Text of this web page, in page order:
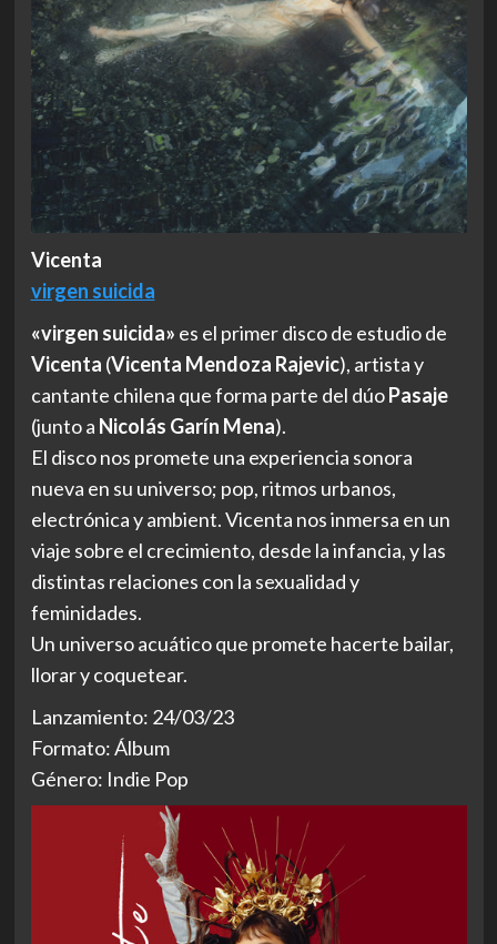
Vicenta
virgen suicida
«virgen suicida» es el primer disco de estudio de
Vicenta (Vicenta Mendoza Rajevic), artista y
cantante chilena que forma parte del dúoPasaje
(junto a Nicolás Garín Mena).
El disco nos promete una experiencia sonora
nueva en su universo; pop, ritmos urbanos,
electrónica y ambient. Vicenta nos inmersa en un
viaje sobre el crecimiento, desde la infancia, y las
distintas relaciones con la sexualidad y
feminidades.
Un universo acuático que promete hacerte bailar,
llorar y coquetear.
Lanzamiento: 24/03/23
Formato: Álbum
Género: Indie Pop